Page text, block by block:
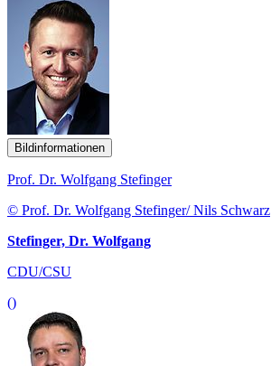
Bildinformationen
Prof. Dr. Wolfgang Stefinger
© Prof. Dr. Wolfgang Stefinger/ Nils Schwarz
Stefinger, Dr. Wolfgang
CDU/CSU
()